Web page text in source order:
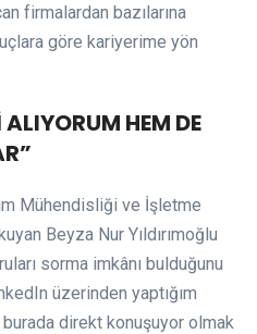
firmalardan bazılarına
göre kariyerime yön
HEM DE
Mühendisliği ve İşletme
Beyza Nur Yıldırımoğlu
sorma imkânı bulduğunu
üzerinden yaptığım
direkt konuşuyor olmak